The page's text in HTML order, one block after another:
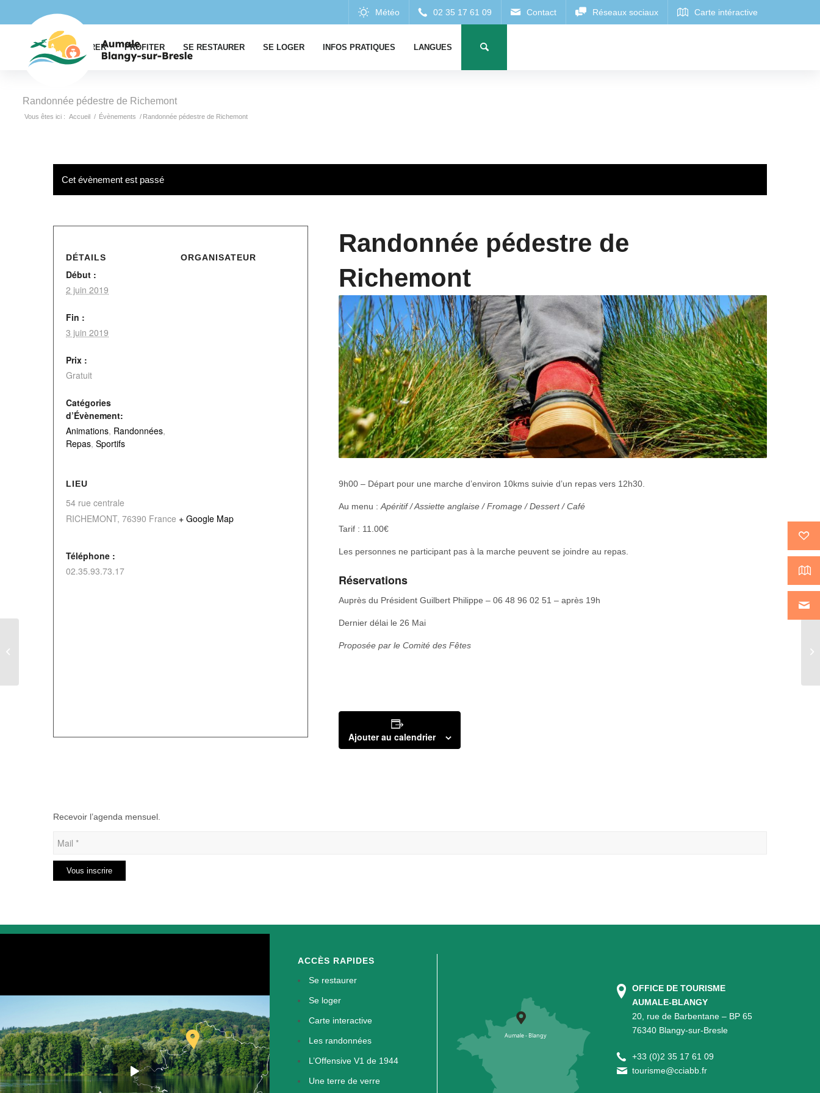
EXPLORER PROFITER SE RESTAURER SE LOGER INFOS PRATIQUES LANGUES
Randonnée pédestre de Richemont
Vous êtes ici : Accueil / Évènements / Randonnée pédestre de Richemont
Cet évènement est passé
Randonnée pédestre de
Richemont
9h00 – Départ pour une marche d’environ 10kms suivie d’un repas vers 12h30.
Au menu : Apéritif / Assiette anglaise / Fromage / Dessert / Café
Tarif : 11.00€
Les personnes ne participant pas à la marche peuvent se joindre au repas.
Réservations
Auprès du Président Guilbert Philippe – 06 48 96 02 51 – après 19h
Dernier délai le 26 Mai
Proposée par le Comité des Fêtes
Ajouter au calendrier
DÉTAILS
Début :
2 juin 2019
Fin :
3 juin 2019
Prix :
Gratuit
Catégories
d’Évènement:
Animations, Randonnées,
Repas, Sportifs
ORGANISATEUR
LIEU
54 rue centrale
RICHEMONT, 76390 France + Google Map
Téléphone :
02.35.93.73.17
Recevoir l’agenda mensuel.
ACCÈS RAPIDES
Se restaurer
Se loger
Carte interactive
Les randonnées
L’Offensive V1 de 1944
Une terre de verre
OFFICE DE TOURISME
AUMALE-BLANGY
20, rue de Barbentane – BP 65
76340 Blangy-sur-Bresle
+33 (0)2 35 17 61 09
tourisme@cciabb.fr